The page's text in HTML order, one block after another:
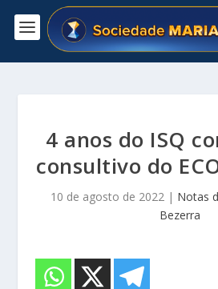
4 anos do ISQ
consultivo do
10 de agosto de 2022 | Notas
Bezerra